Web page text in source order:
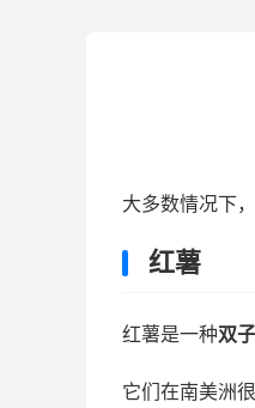
大多数情况下
红薯
红薯是一种双
它们在南美洲